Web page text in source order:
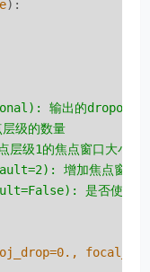
):
输出的dropout比
级的数量
级1的焦点窗口大小
增加焦点窗口
是否使用后
0. ,